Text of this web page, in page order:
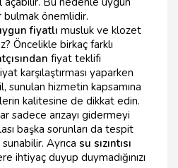
bulmak önemlidir.
fiyatlı musluk ve klozet
Öncelikle birkaç farklı
fiyat teklifi
karşılaştırması yaparken
sunulan hizmetin kapsamına
kalitesine de dikkat edin.
sadece arızayı gidermeyi
başka sorunları da tespit
Ayrıca su sızıntısı
ihtiyaç duyup duymadığınızı